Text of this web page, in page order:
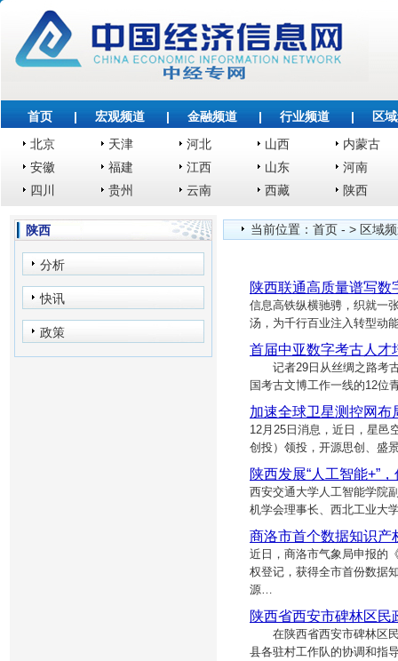
首页 | 宏观频道 | 金融频道 | 行业频道 |
区
北京
天津 河北 山西
内蒙古
安徽
福建 江西 山东
河南
四川
贵州 云南 西藏 陕西
陕西
分析
快讯
政策
当前位置： 首页 - > 区域
陕西联通高质量谱写数
信息高铁纵横驰骋，织就一
汤，为千行百业注入转型动
首届中亚数字考古人才
记者29日从丝绸之路考古
国考古文博工作一线的12位
加速全球卫星测控网
12月25日消息，近日，星邑
创投）领投，开源思创、盛
陕西发展“人工智能+”
西安交通大学人工智能学院
机学会理事长、西北工业大
商洛市首个数据知识产
近日，商洛市气象局申报的
权登记，获得全市首份数据
源…
陕西省西安市碑林区
在陕西省西安市碑林区民
县各驻村工作队的协调和指